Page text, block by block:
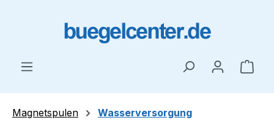
Magnetspulen Wasserversorgung